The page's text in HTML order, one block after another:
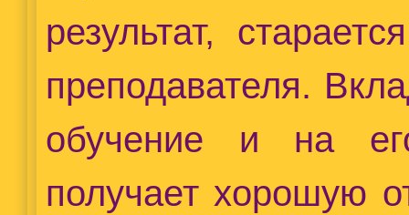
результат,
преподавателя.
обучение и на
получает хорошую